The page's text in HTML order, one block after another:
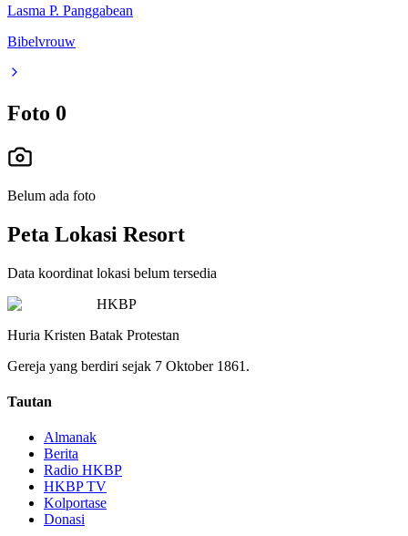
Lasma P. Panggabean
Bibelvrouw
Foto 0
Belum ada foto
Peta Lokasi Resort
Data koordinat lokasi belum tersedia
HKBP
Huria Kristen Batak Protestan
Gereja yang berdiri sejak 7 Oktober 1861.
Tautan
Almanak
Berita
Radio HKBP
HKBP TV
Kolportase
Donasi